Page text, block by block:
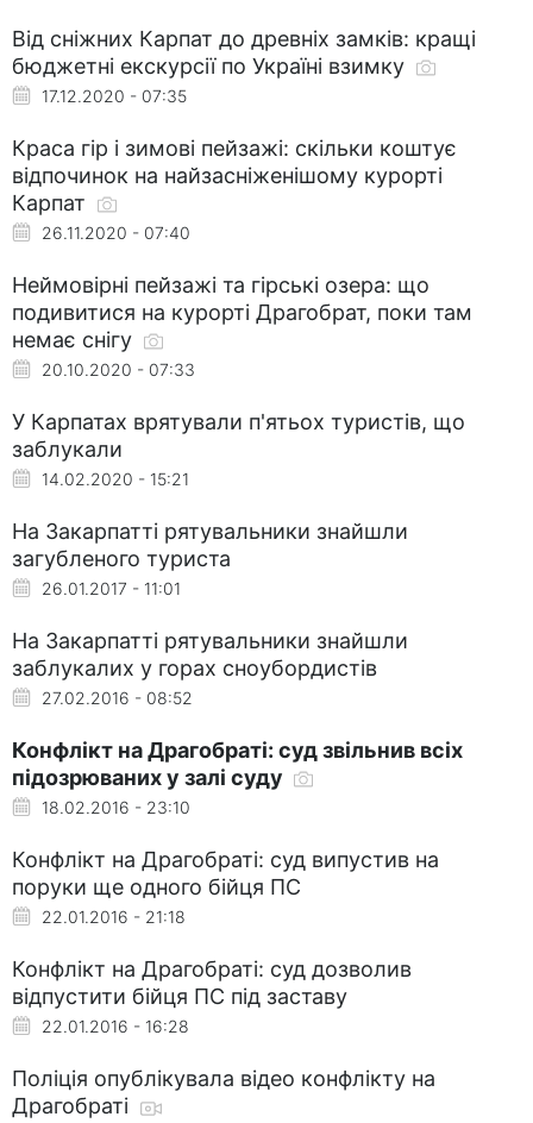
Від сніжних Карпат до древніх замків: кращі
бюджетні екскурсії по Україні взимку
17.12.2020 - 07:35
Краса гір і зимові пейзажі: скільки коштує
відпочинок на найзасніженішому курорті
Карпат
26.11.2020 - 07:40
Неймовірні пейзажі та гірські озера: що
подивитися на курорті Драгобрат, поки там
немає снігу
20.10.2020 - 07:33
У Карпатах врятували п'ятьох туристів, що
заблукали
14.02.2020 - 15:21
На Закарпатті рятувальники знайшли
загубленого туриста
26.01.2017 - 11:01
На Закарпатті рятувальники знайшли
заблукалих у горах сноубордистів
27.02.2016 - 08:52
Конфлікт на Драгобраті: суд звільнив всіх
підозрюваних у залі суду
18.02.2016 - 23:10
Конфлікт на Драгобраті: суд випустив на
поруки ще одного бійця ПС
22.01.2016 - 21:18
Конфлікт на Драгобраті: суд дозволив
відпустити бійця ПС під заставу
22.01.2016 - 16:28
Поліція опублікувала відео конфлікту на
Драгобраті